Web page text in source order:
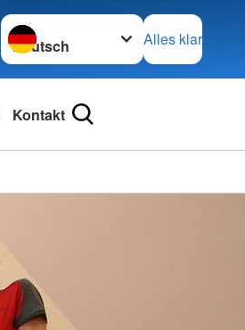
Sprache wechseln zu
Alles klar
Kontakt